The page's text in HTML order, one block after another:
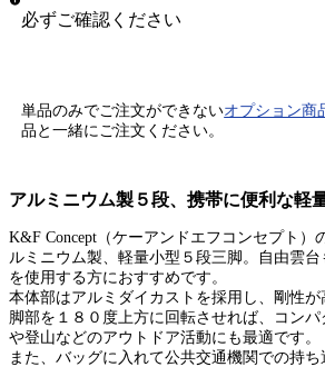
必ずご確認ください
単品のみでご注文ができないオプション商
品と一緒にご注文ください。
アルミニウム製５段、携帯に便利な軽
K&F Concept（ケーアンドエフコンセプト）
ルミニウム製、軽量小型５段三脚。自由雲
を使用する方におすすめです。
本体部はアルミダイカストを採用し、剛性が
脚部を１８０度上方に回転させれば、コン
や登山などのアウトドア活動にも最適です。
また、バッグに入れて公共交通機関での持